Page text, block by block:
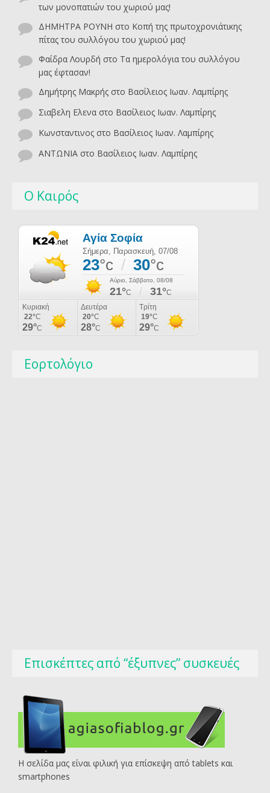
των μονοπατιών του χωριού μας!
ΔΗΜΗΤΡΑ ΡΟΥΝΗ στο Κοπή της πρωτοχρονιάτικης
πίτας του συλλόγου του χωριού μας!
Φαίδρα Λουρδή στο Τα ημερολόγια του συλλόγου
μας έφτασαν!
Δημήτρης Μακρής στο Βασίλειος Ιωαν. Λαμπίρης
Σιαβελη Ελενα στο Βασίλειος Ιωαν. Λαμπίρης
Κωνσταντινος στο Βασίλειος Ιωαν. Λαμπίρης
ΑΝΤΩΝΙΑ στο Βασίλειος Ιωαν. Λαμπίρης
Ο Καιρός
Εορτολόγιο
Επισκέπτες από “έξυπνες” συσκευές
Η σελίδα μας είναι φιλική για επίσκεψη από tablets και
smartphones